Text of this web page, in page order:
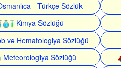
- Türkçe Sözlük
Kimya Sözlüğü
və Hematologiya Sözlüğü
Meteorologiya Sözlüğü